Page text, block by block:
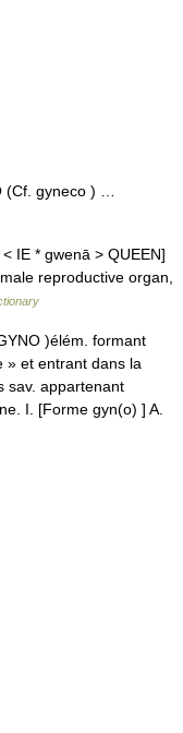
(Cf. gyneco ) …
IE * gwenā > QUEEN]
reproductive organ,
)élém. formant
» et entrant dans la
sav. appartenant
I. [Forme gyn(o) ] A.